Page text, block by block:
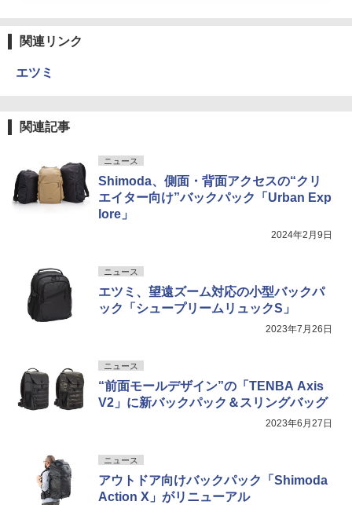
関連リンク
エツミ
関連記事
ニュース
Shimoda、側面・背面アクセスの“クリ
エイター向け”バックパック「Urban Exp
lore」
2024年2月9日
ニュース
エツミ、望遠ズーム対応の小型バックパ
ック「シュープリームリュックS」
2023年7月26日
ニュース
“前面モールデザイン”の「TENBA Axis
V2」に新バックパック＆スリングバッグ
2023年6月27日
ニュース
アウトドア向けバックパック「Shimoda
Action X」がリニューアル